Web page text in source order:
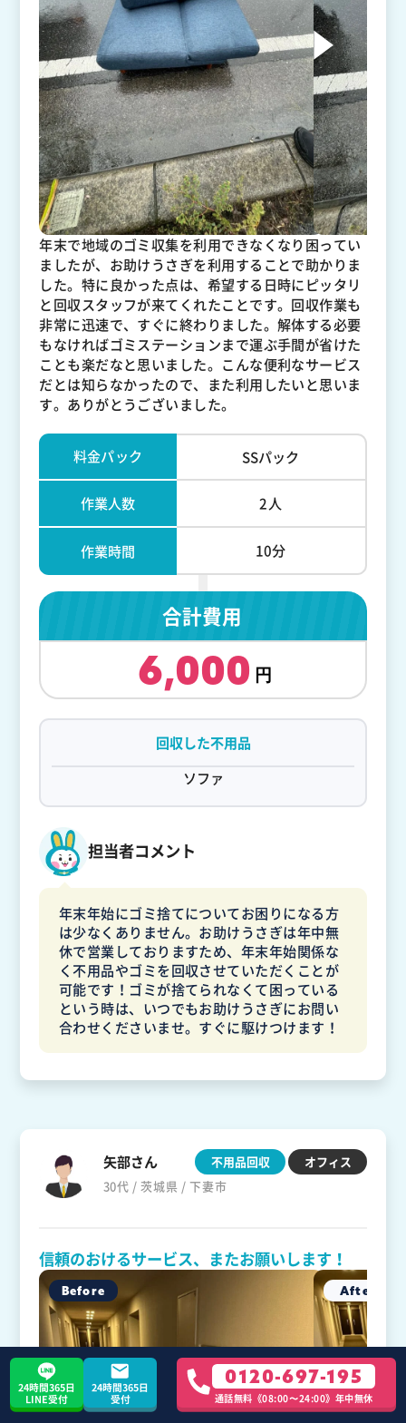
年末で地域のゴミ収集を利用できなくなり困ってい
ましたが、お助けうさぎを利用することで助かりま
した。特に良かった点は、希望する日時にピッタリ
と回収スタッフが来てくれたことです。回収作業も
非常に迅速で、すぐに終わりました。解体する必要
もなければゴミステーションまで運ぶ手間が省けた
ことも楽だなと思いました。こんな便利なサービス
だとは知らなかったので、また利用したいと思いま
す。ありがとうございました。
料金パック SSパック
作業人数 2人
作業時間 10分
合計費用
6,000
回収した不用品
ソファ
担当者コメント
年末年始にゴミ捨てについてお困りになる方
は少なくありません。お助けうさぎは年中無
休で営業しておりますため、年末年始関係な
く不用品やゴミを回収させていただくことが
可能です！ゴミが捨てられなくて困っている
という時は、いつでもお助けうさぎにお問い
合わせくださいませ。すぐに駆けつけます！
矢部さん
30代 / 茨城県 / 下妻市
不用品回収 オフィス
信頼のおけるサービス、またお願いします！
24時間365日
LINE受付
24時間365日
受付
0120-697-195
通話無料《08:00〜24:00》年中無休